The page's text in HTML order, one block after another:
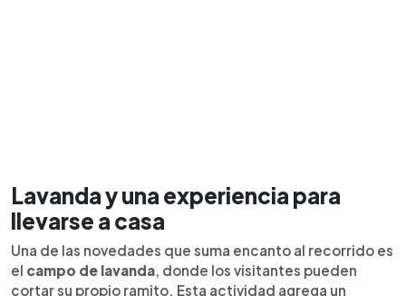
Lavanda y una experiencia para
llevarse a casa
Una de las novedades que suma encanto al recorrido es
el campo de lavanda, donde los visitantes pueden
cortar su propio ramito. Esta actividad agrega un